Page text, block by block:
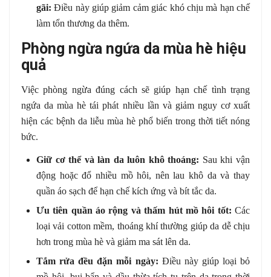
gãi: Điều này giúp giảm cảm giác khó chịu mà hạn chế
làm tổn thương da thêm.
Phòng ngừa ngứa da mùa hè hiệu
quả
Việc phòng ngừa đúng cách sẽ giúp hạn chế tình trạng
ngứa da mùa hè tái phát nhiều lần và giảm nguy cơ xuất
hiện các bệnh da liễu mùa hè phổ biến trong thời tiết nóng
bức.
Giữ cơ thể và làn da luôn khô thoáng: Sau khi vận
động hoặc đổ nhiều mồ hôi, nên lau khô da và thay
quần áo sạch để hạn chế kích ứng và bít tắc da.
Ưu tiên quần áo rộng và thấm hút mồ hôi tốt: Các
loại vải cotton mềm, thoáng khí thường giúp da dễ chịu
hơn trong mùa hè và giảm ma sát lên da.
Tắm rửa đều đặn mỗi ngày: Điều này giúp loại bỏ